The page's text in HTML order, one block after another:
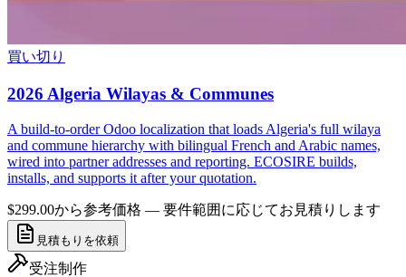
買い切り
2026 Algeria Wilayas & Communes
A build-to-order Odoo localization that loads Algeria's full wilaya
and commune hierarchy with bilingual French and Arabic names,
wired into partner addresses and reporting. ECOSIRE builds,
installs, and supports it after your quotation.
$299.00から参考価格 — 要件範囲に応じてお見積りします
見積もりを依頼
受注制作